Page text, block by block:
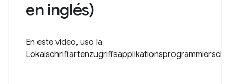
en inglés)
En este video, uso la